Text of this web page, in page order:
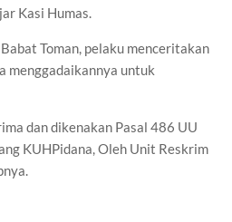
Kasi Humas.
Toman, pelaku menceritakan
menggadaikannya untuk
dan dikenakan Pasal 486 UU
KUHPidana, Oleh Unit Reskrim